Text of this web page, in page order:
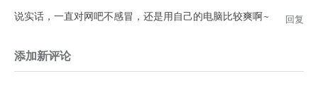
说实话，一直对网吧不感冒，还是用自己的电脑比较爽啊~ 回复
添加新评论